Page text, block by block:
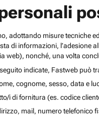
adottando misure tecniche
di informazioni, l’adesione
web), nonché, una volta
indicate, Fastweb può
cognome, sesso, data e
i di fornitura (es. codice
mail, numero telefonico